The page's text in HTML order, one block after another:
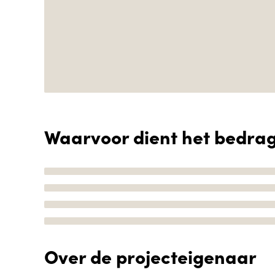
Waarvoor dient het
Over de projecteigenaar